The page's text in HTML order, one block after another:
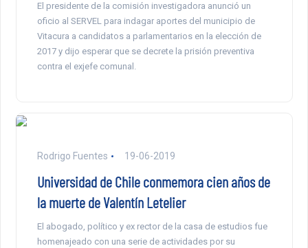
El presidente de la comisión investigadora anunció un
oficio al SERVEL para indagar aportes del municipio de
Vitacura a candidatos a parlamentarios en la elección de
2017 y dijo esperar que se decrete la prisión preventiva
contra el exjefe comunal.
Rodrigo Fuentes 19-06-2019
Universidad de Chile conmemora cien años de
la muerte de Valentín Letelier
El abogado, político y ex rector de la casa de estudios fue
homenajeado con una serie de actividades por su